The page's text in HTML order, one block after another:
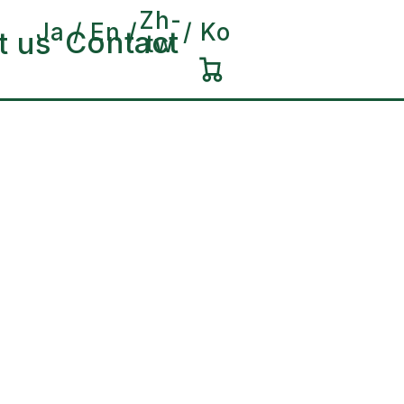
Ja En
Zh-
tw
Ko
us Contact
カ
ー
ト